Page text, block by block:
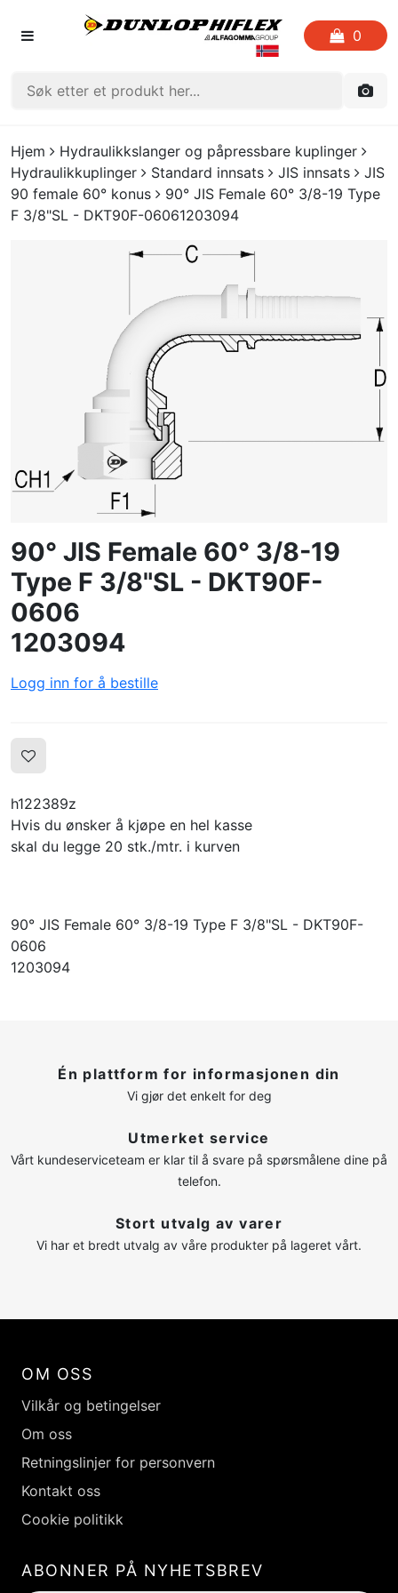
0
FORSIDEN
LISTE OVER FAVORITTER
UTGÅENDE VARE
OPPRETTE PROFIL
Hjem
Hydraulikkslanger og påpressbare kuplinger
Hydraulikkuplinger
Standard innsats JIS innsats
JIS
90 female 60° konus
90° JIS Female 60° 3/8-19 Type
F 3/8"SL - DKT90F-06061203094
90° JIS Female 60° 3/8-19
Type F 3/8"SL - DKT90F-
0606
1203094
Logg inn for å bestille
h122389z
Hvis du ønsker å kjøpe en hel kasse
skal du legge 20 stk./mtr. i kurven
90° JIS Female 60° 3/8-19 Type F 3/8"SL - DKT90F-
0606
1203094
Én plattform for informasjonen din
Vi gjør det enkelt for deg
Utmerket service
Vårt kundeserviceteam er klar til å svare på spørsmålene dine på
telefon.
Stort utvalg av varer
Vi har et bredt utvalg av våre produkter på lageret vårt.
OM OSS
Vilkår og betingelser
Om oss
Retningslinjer for personvern
Kontakt oss
Cookie politikk
ABONNER PÅ NYHETSBREV